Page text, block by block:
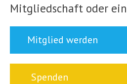
Mitgliedschaft oder
Mitglied werden
Spenden